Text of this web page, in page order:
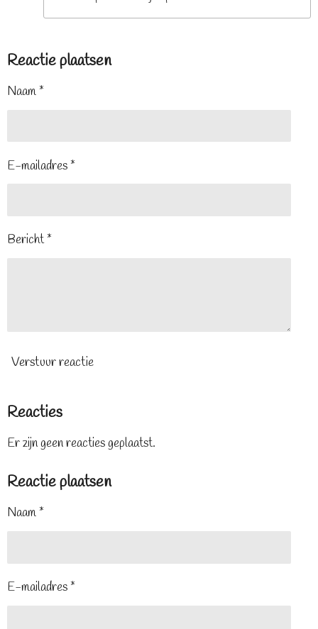
Reactie plaatsen
Naam *
E-mailadres *
Bericht *
Verstuur reactie
Reacties
Er zijn geen reacties geplaatst.
Reactie plaatsen
Naam *
E-mailadres *